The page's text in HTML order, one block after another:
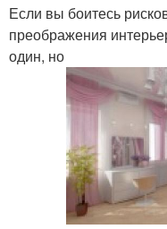
Если вы боитесь
преображения
один, но